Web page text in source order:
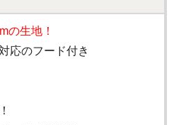
の生地！
応のフード付き